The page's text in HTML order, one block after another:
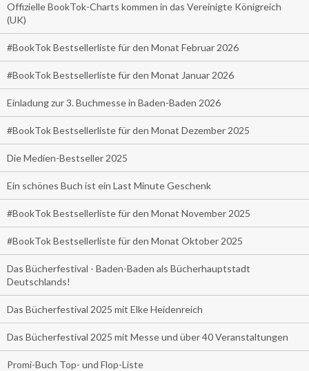
Offizielle BookTok-Charts kommen in das Vereinigte Königreich
(UK)
#BookTok Bestsellerliste für den Monat Februar 2026
#BookTok Bestsellerliste für den Monat Januar 2026
Einladung zur 3. Buchmesse in Baden-Baden 2026
#BookTok Bestsellerliste für den Monat Dezember 2025
Die Medien-Bestseller 2025
Ein schönes Buch ist ein Last Minute Geschenk
#BookTok Bestsellerliste für den Monat November 2025
#BookTok Bestsellerliste für den Monat Oktober 2025
Das Bücherfestival - Baden-Baden als Bücherhauptstadt
Deutschlands!
Das Bücherfestival 2025 mit Elke Heidenreich
Das Bücherfestival 2025 mit Messe und über 40 Veranstaltungen
Promi-Buch Top- und Flop-Liste